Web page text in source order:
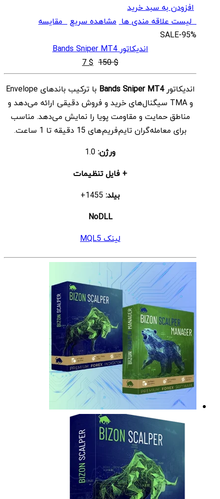
افزودن به سبد خرید
لیست علاقه مندی ها مشاهده سریعمقایسه
SALE-95%
اندیکاتور Bands Sniper MT4
$
150
قیمت
اصلی
$ 150
بود.
$
7 قیمت
فعلی
$ 7
است.
اندیکاتورBands Sniper MT4
با ترکیب باندهای Envelope
و TMA سیگنال‌های خرید و فروش دقیقی ارائه می‌دهد و
مناطق حمایت و مقاومت پویا را نمایش می‌دهد. مناسب
برای معامله‌گران تایم‌فریم‌های 15 دقیقه تا 1 ساعت.
ورژن:
+ فایل تنظیمات
بیلد:
NoDLL
لینک MQL5